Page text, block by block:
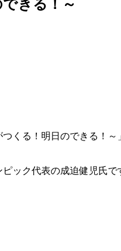
きる！～
くる！明日のできる！
ック代表の成迫健児氏